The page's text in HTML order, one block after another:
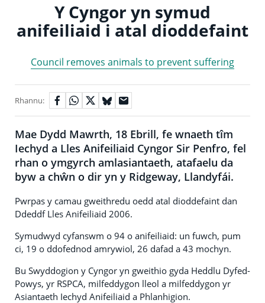
Y Cyngor yn symud
anifeiliaid i atal dioddefaint
Council removes animals to prevent suffering
Rhannu:
Mae Dydd Mawrth, 18 Ebrill, fe wnaeth tîm
Iechyd a Lles Anifeiliaid Cyngor Sir Penfro, fel
rhan o ymgyrch amlasiantaeth, atafaelu da
byw a chŵn o dir yn y Ridgeway, Llandyfái.
Pwrpas y camau gweithredu oedd atal dioddefaint dan
Ddeddf Lles Anifeiliaid 2006.
Symudwyd cyfanswm o 94 o anifeiliaid: un fuwch, pum
ci, 19 o ddofednod amrywiol, 26 dafad a 43 mochyn.
Bu Swyddogion y Cyngor yn gweithio gyda Heddlu Dyfed-
Powys, yr RSPCA, milfeddygon lleol a milfeddygon yr
Asiantaeth Iechyd Anifeiliaid a Phlanhigion.